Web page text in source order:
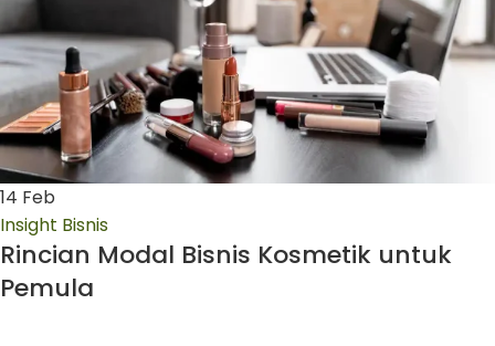
14 Feb
Insight Bisnis
Rincian Modal Bisnis Kosmetik untuk
Pemula